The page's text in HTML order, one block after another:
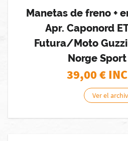
Manetas de freno +
Apr. Caponord
Futura/Moto
Norge
39,00€
Ver el